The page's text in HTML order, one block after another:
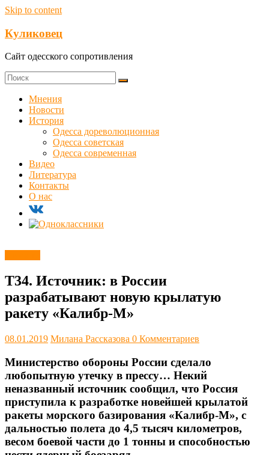
Skip to content
Куликовец
Сайт одесского сопротивления
Мнения
Новости
История
Одесса дореволюционная
Одесса советская
Одесса современная
Видео
Литература
Контакты
О нас
Т34. Источник: в России
разрабатывают новую крылатую
ракету «Калибр-М»
08.01.2019 Милана Рассказова 0 Комментариев
Министерство обороны России сделало
любопытную утечку в прессу… Некий
неназванный источник сообщил, что Россия
приступила к разработке новейшей крылатой
ракеты морского базирования «Калибр-М», с
дальностью полета до 4,5 тысяч километров,
весом боевой части до 1 тонны и способностью